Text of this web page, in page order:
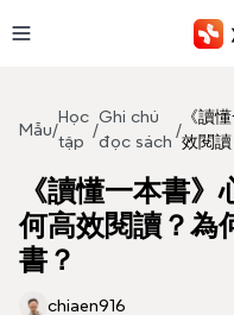
Mẫu/
Học
tập
/
Ghi chú
đọc sách
/
《讀
效閱
《讀懂一本書
何高效閱讀？為
書？
chiaen916